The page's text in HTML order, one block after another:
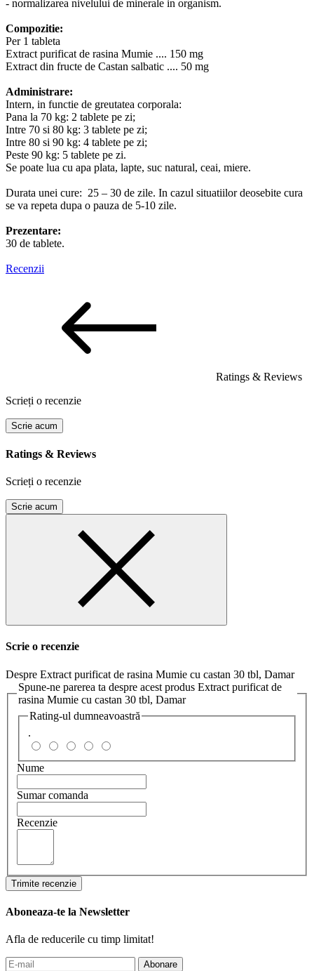
- normalizarea nivelului de minerale in organism.
Compozitie:
Per 1 tableta
Extract purificat de rasina Mumie .... 150 mg
Extract din fructe de Castan salbatic .... 50 mg
Administrare:
Intern, in functie de greutatea corporala:
Pana la 70 kg: 2 tablete pe zi;
Intre 70 si 80 kg: 3 tablete pe zi;
Intre 80 si 90 kg: 4 tablete pe zi;
Peste 90 kg: 5 tablete pe zi.
Se poate lua cu apa plata, lapte, suc natural, ceai, miere.
Durata unei cure: 25 – 30 de zile. In cazul situatiilor deosebite cura
se va repeta dupa o pauza de 5-10 zile.
Prezentare:
30 de tablete.
Recenzii
Ratings & Reviews
Scrieți o recenzie
Scrie acum
Ratings & Reviews
Scrieți o recenzie
Scrie acum
Scrie o recenzie
Despre Extract purificat de rasina Mumie cu castan 30 tbl, Damar
Spune-ne parerea ta despre acest produs Extract purificat de
rasina Mumie cu castan 30 tbl, Damar
Rating-ul dumneavoastră
.
Nume
Sumar comanda
Recenzie
Trimite recenzie
Aboneaza-te la Newsletter
Afla de reducerile cu timp limitat!
Abonare